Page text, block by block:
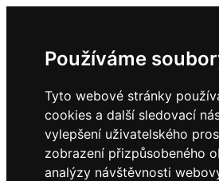
Používáme
Tyto webové stránky
cookies a další sledovací
vylepšení uživatelského
zobrazení přizpůsobeného
analýzy návštěvnosti